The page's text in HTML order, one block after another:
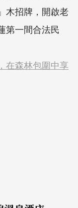
木招牌，開啟老
第一間合法民
在森林包圍中享